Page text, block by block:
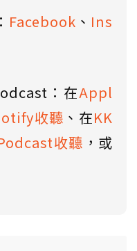
Facebook 、 Ins
：在Appl
收聽 、在KK
收聽 ，或